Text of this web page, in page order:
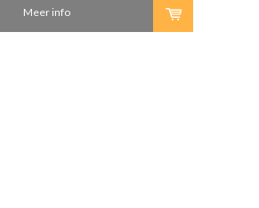
Meer info